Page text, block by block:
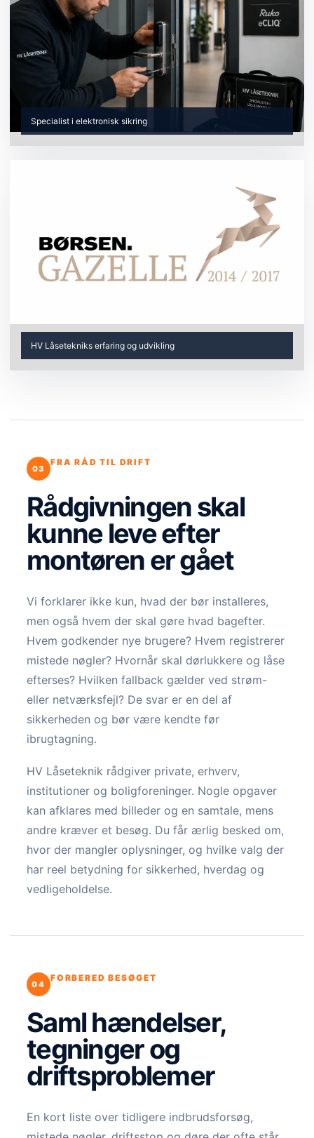
Specialist i elektronisk sikring
HV Låsetekniks erfaring og udvikling
FRA RÅD TIL DRIFT
Rådgivningen skal
kunne leve efter
montøren er gået
Vi forklarer ikke kun, hvad der bør installeres,
men også hvem der skal gøre hvad bagefter.
Hvem godkender nye brugere? Hvem registrerer
mistede nøgler? Hvornår skal dørlukkere og låse
efterses? Hvilken fallback gælder ved strøm-
eller netværksfejl? De svar er en del af
sikkerheden og bør være kendte før
ibrugtagning.
HV Låseteknik rådgiver private, erhverv,
institutioner og boligforeninger. Nogle opgaver
kan afklares med billeder og en samtale, mens
andre kræver et besøg. Du får ærlig besked om,
hvor der mangler oplysninger, og hvilke valg der
har reel betydning for sikkerhed, hverdag og
vedligeholdelse.
FORBERED BESØGET
Saml hændelser,
tegninger og
driftsproblemer
En kort liste over tidligere indbrudsforsøg,